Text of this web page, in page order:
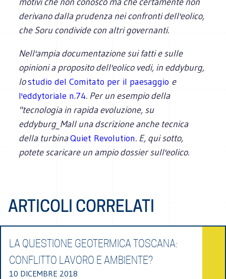
derivano dalla prudenza nei confronti dell'eolico,
che Soru condivide con altri governanti.
Nell'ampia documentazione sui fatti e sulle
opinioni a proposito dell'eolico vedi, in eddyburg,
lostudio del Comitato per il paesaggio e
l'eddytoriale n.74. Per un esempio della
"tecnologia in rapida evoluzione, su
eddyburg_Mall una dscrizione anche tecnica
della turbinaQuiet Revolution. E, qui sotto,
potete scaricare un ampio dossier sull'eolico.
ARTICOLI CORRELATI
LA QUESTIONE GEOTERMICA TOSCANA:
CONFLITTO LAVORO E AMBIENTE?
10 DICEMBRE 2018